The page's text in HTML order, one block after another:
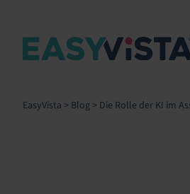
EasyVista > Blog> Die Rolle der KI im